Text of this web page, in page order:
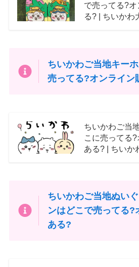
で売ってる?
る? | ちいかわ
ちいかわご当地キー
売ってる?オンライン
ちいかわご当
こに売ってる
ある? | ちいか
ちいかわご当地ぬい
ンはどこで売ってる?
ある?